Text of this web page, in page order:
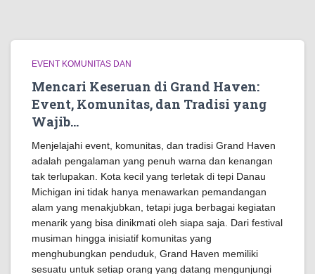
EVENT KOMUNITAS DAN
Mencari Keseruan di Grand Haven:
Event, Komunitas, dan Tradisi yang
Wajib…
Menjelajahi event, komunitas, dan tradisi Grand Haven
adalah pengalaman yang penuh warna dan kenangan
tak terlupakan. Kota kecil yang terletak di tepi Danau
Michigan ini tidak hanya menawarkan pemandangan
alam yang menakjubkan, tetapi juga berbagai kegiatan
menarik yang bisa dinikmati oleh siapa saja. Dari festival
musiman hingga inisiatif komunitas yang
menghubungkan penduduk, Grand Haven memiliki
sesuatu untuk setiap orang yang datang mengunjungi